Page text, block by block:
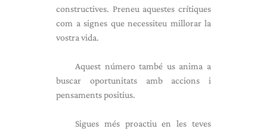
constructives. Preneu aquestes crítiques
com a signes que necessiteu millorar la
vostra vida.
Aquest número també us anima a
buscar oportunitats amb accions i
pensaments positius.
Sigues més proactiu en les teves